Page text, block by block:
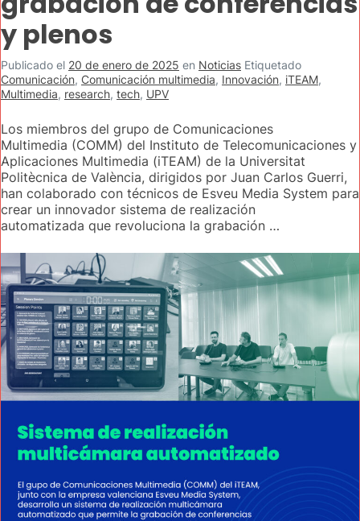
y plenos
Publicado el 20 de enero de 2025 en Noticias Etiquetado
Comunicación, Comunicación multimedia, Innovación, iTEAM,
Multimedia, research, tech, UPV
Los miembros del grupo de Comunicaciones
Multimedia (COMM) del Instituto de Telecomunicaciones y
Aplicaciones Multimedia (iTEAM) de la Universitat
Politècnica de València, dirigidos por Juan Carlos Guerri,
han colaborado con técnicos de Esveu Media System para
crear un innovador sistema de realización
automatizada que revoluciona la grabación …